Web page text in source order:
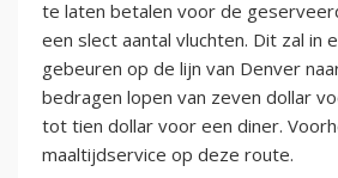
te laten betalen voor de
een slect aantal vluchten. Dit zal in
gebeuren op de lijn van Denver
bedragen lopen van zeven dollar
tot tien dollar voor een diner.
maaltijdservice op deze route.